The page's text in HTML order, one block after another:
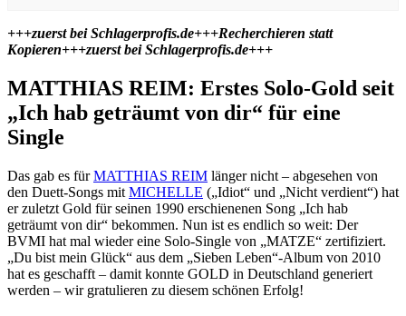
+++zuerst bei Schlagerprofis.de+++Recherchieren statt
Kopieren+++zuerst bei Schlagerprofis.de+++
MATTHIAS REIM: Erstes Solo-Gold seit
„Ich hab geträumt von dir“ für eine
Single
Das gab es fürMATTHIAS REIM länger nicht – abgesehen von
den Duett-Songs mit MICHELLE („Idiot“ und „Nicht verdient“) hat
er zuletzt Gold für seinen 1990 erschienenen Song „Ich hab
geträumt von dir“ bekommen. Nun ist es endlich so weit: Der
BVMI hat mal wieder eine Solo-Single von „MATZE“ zertifiziert.
„Du bist mein Glück“ aus dem „Sieben Leben“-Album von 2010
hat es geschafft – damit konnte GOLD in Deutschland generiert
werden – wir gratulieren zu diesem schönen Erfolg!